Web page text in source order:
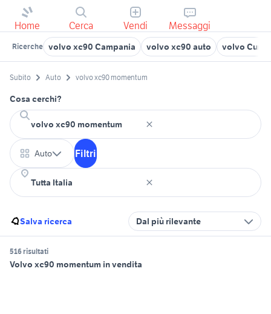
Home Cerca Vendi Messaggi
Ricerche volvo xc90 Campania volvo xc90 auto volvo
Subito Auto volvo xc90 momentum
Cosa cerchi?
Auto Filtri
Salva ricerca Dal più rilevante
516 risultati
Volvo xc90 momentum in vendita